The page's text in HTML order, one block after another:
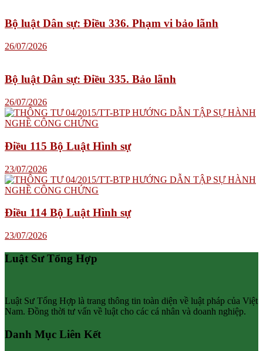
Bộ luật Dân sự: Điều 336. Phạm vi bảo lãnh
26/07/2026
Bộ luật Dân sự: Điều 335. Bảo lãnh
26/07/2026
Điều 115 Bộ Luật Hình sự
23/07/2026
Điều 114 Bộ Luật Hình sự
23/07/2026
Luật Sư Tổng Hợp
Luật Sư Tổng Hợp là trang thông tin toàn diện về luật pháp của Việt
Nam. Đồng thời tư vấn về luật cho các cá nhân và doanh nghiệp.
Danh Mục Liên Kết